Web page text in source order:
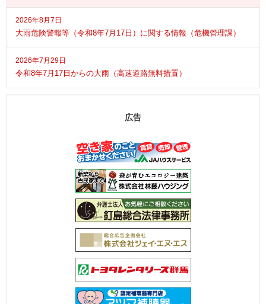
2026年8月7日
大雨危険警報等（令和8年7月17日）に関する情報（危機管理課）
2026年7月29日
令和8年7月17日からの大雨（高速道路無料措置）
広告